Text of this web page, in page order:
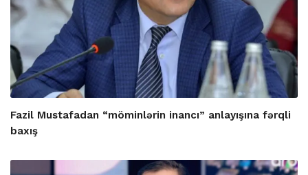
Fazil Mustafadan “möminlərin inancı” anlayışına fərqli
baxış